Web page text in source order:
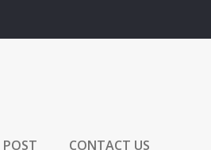
POST CONTACT US